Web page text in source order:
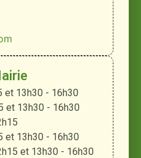
et 13h30 - 16h30
et 13h30 - 16h30
et 13h30 - 16h30
et 13h30 - 16h30